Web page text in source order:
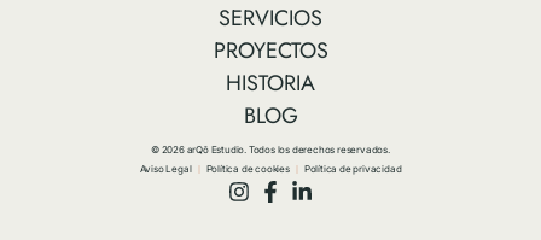
SERVICIOS
PROYECTOS
HISTORIA
BLOG
© 2026 arQō Estudio. Todos los derechos reservados.
Aviso Legal
Política de cookies Política de privacidad